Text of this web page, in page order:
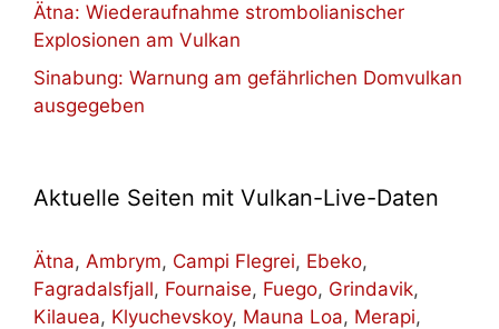
Ätna: Wiederaufnahme strombolianischer
Explosionen am Vulkan
Sinabung: Warnung am gefährlichen Domvulkan
ausgegeben
Aktuelle Seiten mit Vulkan-Live-Daten
Ätna, Ambrym, Campi Flegrei, Ebeko,
Fagradalsfjall, Fournaise, Fuego, Grindavik,
Kilauea, Klyuchevskoy, Mauna Loa, Merapi,